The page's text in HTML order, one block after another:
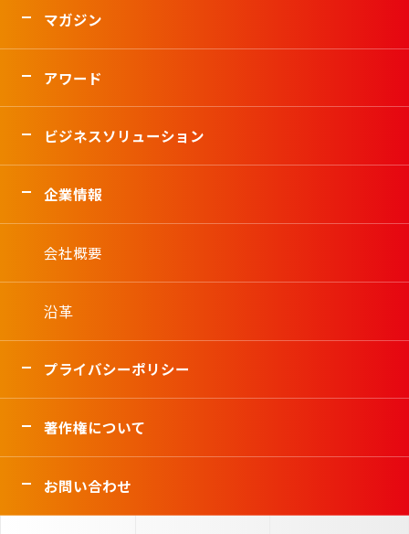
マガジン
アワード
ビジネスソリューション
企業情報
会社概要
沿革
プライバシーポリシー
著作権について
お問い合わせ